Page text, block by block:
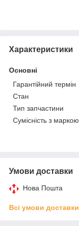
Характеристики
Основні
Гарантійний термін
Стан
Тип запчастини
Сумісність з маркою
Умови доставки
Нова Пошта
Всі умови доставки